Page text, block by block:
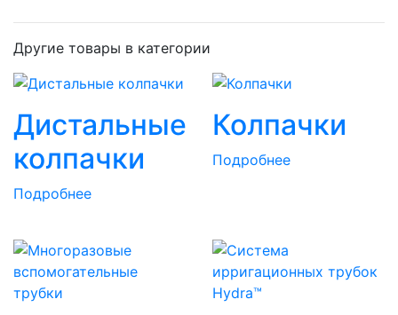
Другие товары в категории
Дистальные
колпачки
Подробнее
Колпачки
Подробнее